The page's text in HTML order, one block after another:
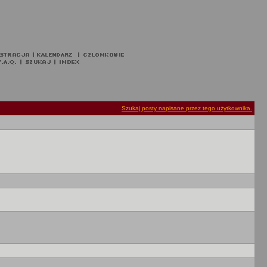
Szukaj posty napisane przez tego użytkownika.